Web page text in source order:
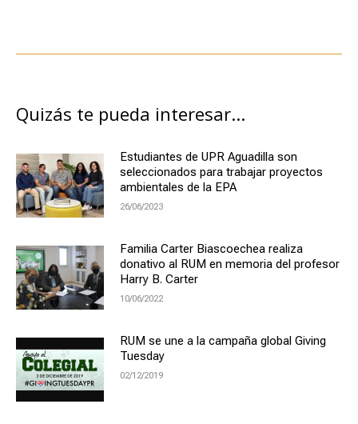
Quizás te pueda interesar...
Estudiantes de UPR Aguadilla son
seleccionados para trabajar proyectos
ambientales de la EPA
26/06/2023
Familia Carter Biascoechea realiza
donativo al RUM en memoria del profesor
Harry B. Carter
10/06/2022
RUM se une a la campaña global Giving
Tuesday
02/12/2019